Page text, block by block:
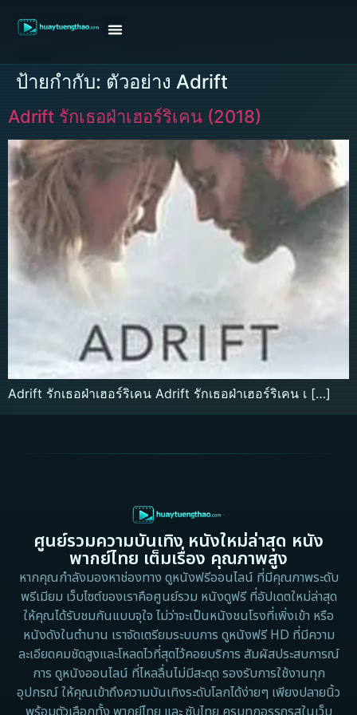
ป้ายกำกับ: ตัวอย่าง Adrift
Adrift รักเธอฝ่าเฮอร์ริเคน (2018)
Adrift รักเธอฝ่าเฮอร์ริเคน Adrift รักเธอฝ่าเฮอร์ริเคน เ […]
ศูนย์รวมความบันเทิง หนังใหม่ล่าสุด หนัง
พากย์ไทย เต็มเรื่อง คุณภาพสูง
หากคุณกำลังมองหาช่องทาง ดูหนังฟรีออนไลน์ ที่มีคุณภาพระดับ
พรีเมียม เว็บไซต์ของเราคือศูนย์รวม หนังดูฟรี ที่อัปเดตใหม่ล่าสุด
ให้คุณได้รับชมกันแบบจุใจ ไม่ว่าจะเป็นหนังชนโรงที่เพิ่งเข้า หรือ
หนังดังในตำนาน เราจัดเตรียมระบบการ ดูหนังฟรี HD ที่มีความ
ละเอียดคมชัดสูงและโหลดไวที่สุดไว้คอยบริการ สัมผัสประสบการณ์
การ ดูหนังออนไลน์ ที่ไหลลื่นไม่มีสะดุด รองรับการใช้งานทุก
อุปกรณ์ ให้คุณเข้าถึงความบันเทิงระดับโลกได้ง่ายๆ เพียงปลายนิ้ว